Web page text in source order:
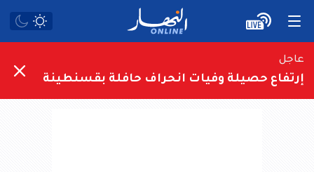
عاجل
إرتفاع حصيلة وفيات انحراف حافلة بقسنطينة